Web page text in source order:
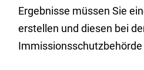
Ergebnisse müssen Sie
erstellen und diesen bei